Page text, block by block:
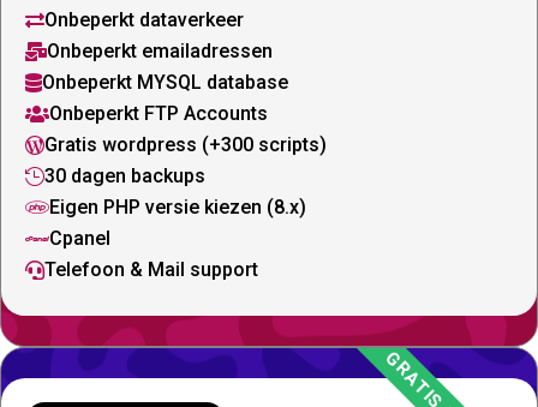
Onbeperkt dataverkeer
Onbeperkt emailadressen
Onbeperkt MYSQL database
Onbeperkt FTP Accounts
Gratis wordpress (+300 scripts)
30 dagen backups
Eigen PHP versie kiezen (8.x)
Cpanel
Telefoon & Mail support